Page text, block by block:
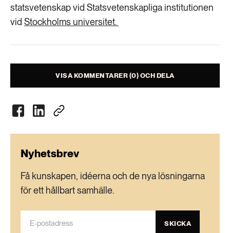
Skog
Social hållbarhet
189 ARTIKLAR
Transport
statsvetenskap vid Statsvetenskapliga institutionen
vid Stockholms universitet.
VISA KOMMENTARER (0) OCH DELA
Nyhetsbrev
Få kunskapen, idéerna och de nya lösningarna
för ett hållbart samhälle.
SKICKA